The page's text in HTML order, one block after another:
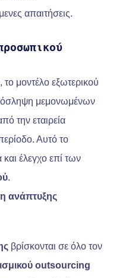
απαιτήσεις.
μοντέλο εξωτερικού
μεμονωμένων
την εταιρεία
Αυτό το
έλεγχο επί των
.
ανάπτυξης
βρίσκονται σε όλο τον
outsourcing